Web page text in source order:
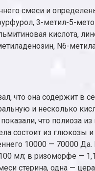
смеси и
3-метил-5-
кислота,
N6-
что она содержит в
и несколько
что полиоза
состоит из глюкозы
10000 — 70000
мл; в ризоморфе —
стерина, одна —